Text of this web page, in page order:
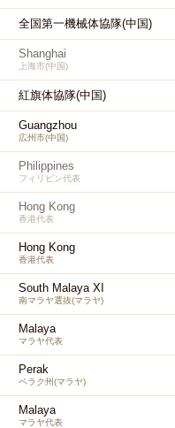
全国第一機械体協隊(中国)
Shanghai
上海市(中国)
紅旗体協隊(中国)
Guangzhou
広州市(中国)
Philippines
フィリピン代表
Hong Kong
香港代表
Hong Kong
香港代表
South Malaya XI
南マラヤ選抜(マラヤ)
Malaya
マラヤ代表
Perak
ペラク州(マラヤ)
Malaya
マラヤ代表